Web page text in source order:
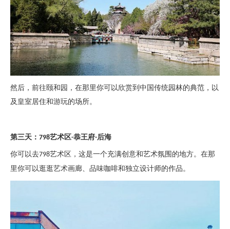
然后，前往颐和园，在那里你可以欣赏到中国传统园林的典范，以
及皇室居住和游玩的场所。
第三天： 798艺术区-恭王府-后海
你可以去798艺术区，这是一个充满创意和艺术氛围的地方。在那
里你可以逛逛艺术画廊、品味咖啡和独立设计师的作品。